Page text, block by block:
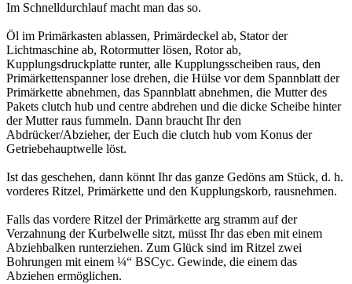
Im Schnelldurchlauf macht man das so.
Öl im Primärkasten ablassen, Primärdeckel ab, Stator der
Lichtmaschine ab, Rotormutter lösen, Rotor ab,
Kupplungsdruckplatte runter, alle Kupplungsscheiben raus, den
Primärkettenspanner lose drehen, die Hülse vor dem Spannblatt der
Primärkette abnehmen, das Spannblatt abnehmen, die Mutter des
Pakets clutch hub und centre abdrehen und die dicke Scheibe hinter
der Mutter raus fummeln. Dann braucht Ihr den
Abdrücker/Abzieher, der Euch die clutch hub vom Konus der
Getriebehauptwelle löst.
Ist das geschehen, dann könnt Ihr das ganze Gedöns am Stück, d. h.
vorderes Ritzel, Primärkette und den Kupplungskorb, rausnehmen.
Falls das vordere Ritzel der Primärkette arg stramm auf der
Verzahnung der Kurbelwelle sitzt, müsst Ihr das eben mit einem
Abziehbalken runterziehen. Zum Glück sind im Ritzel zwei
Bohrungen mit einem ¼“ BSCyc. Gewinde, die einem das
Abziehen ermöglichen.